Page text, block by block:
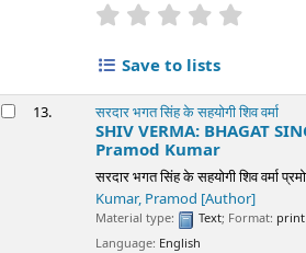
star rating
Save to lists
13. सरदार भगत सिंह के सहयोगी शिव वर्मा
SHIV VERMA: BHAGAT
Pramod Kumar
सरदार भगत सिंह के सहयोगी शिव वर्मा
Kumar, Pramod [Author]
Material type: Text; Format:
Language: English